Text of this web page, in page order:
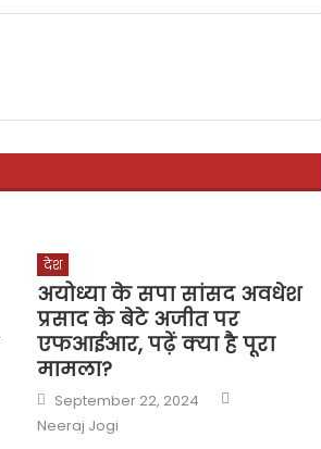
देश
अयोध्या के सपा सांसद अवधेश
प्रसाद के बेटे अजीत पर
एफआईआर, पढ़ें क्या है पूरा
मामला?
Posted
on
September 22, 2024
Neeraj Jogi